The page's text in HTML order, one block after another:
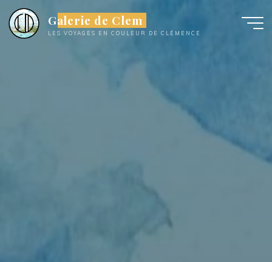
au
contenu
Galerie de Clem
LES VOYAGES EN COULEUR DE CLÉMENCE